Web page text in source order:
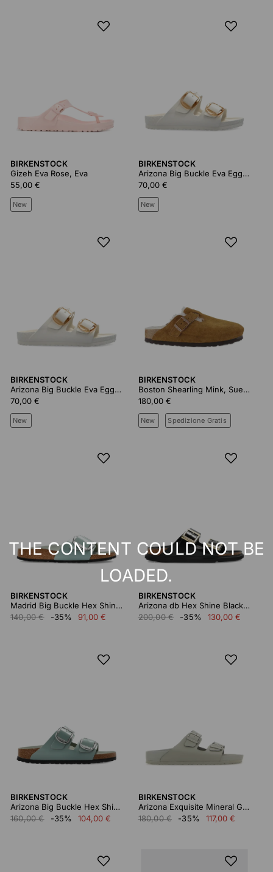
THE CONTENT COULD NOT BE
LOADED.
BIRKENSTOCK
Gizeh Eva Rose, Eva
55,00 €
New
BIRKENSTOCK
Arizona Big Buckle Eva Eggshell, Eva
70,00 €
New
BIRKENSTOCK
Arizona Big Buckle Eva Eggshell, Eva
70,00 €
New
BIRKENSTOCK
Boston Shearling Mink, Suede Leather
180,00 €
New Spedizione Gratis
BIRKENSTOCK
Madrid Big Buckle Hex Shine Pure Sage, Natural Lea
140,00 €
-35% 91,00 €
BIRKENSTOCK
Arizona db Hex Shine Black, Natural Leather
200,00 €
-35% 130,00 €
BIRKENSTOCK
Arizona Big Buckle Hex Shine Pure Sage,natural Lea
160,00 €
-35% 104,00 €
BIRKENSTOCK
Arizona Exquisite Mineral Gray, Natural Leather
180,00 €
-35% 117,00 €